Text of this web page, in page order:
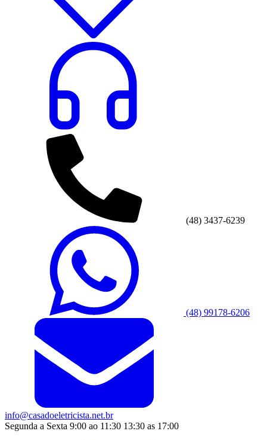
(48) 3437-6239
(48) 99178-6206
info@casadoeletricista.net.br
Segunda a Sexta 9:00 ao 11:30 13:30 as 17:00